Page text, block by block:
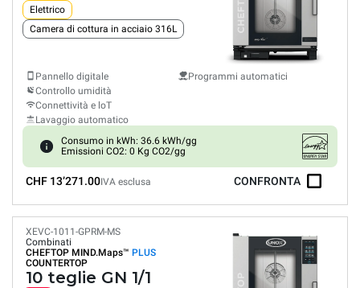
Elettrico
Camera di cottura in acciaio 316L
Pannello digitale
Controllo umidità
Connettività e loT
Lavaggio automatico
Programmi automatici
Consumo in kWh: 36.6 kWh/gg
Emissioni CO2: 0 Kg CO2/gg
CHF 13’271.00IVA esclusa CONFRONTA
XEVC-1011-GPRM-MS
Combinati
CHEFTOP MIND.Maps™ PLUS
COUNTERTOP
10 teglie GN 1/1